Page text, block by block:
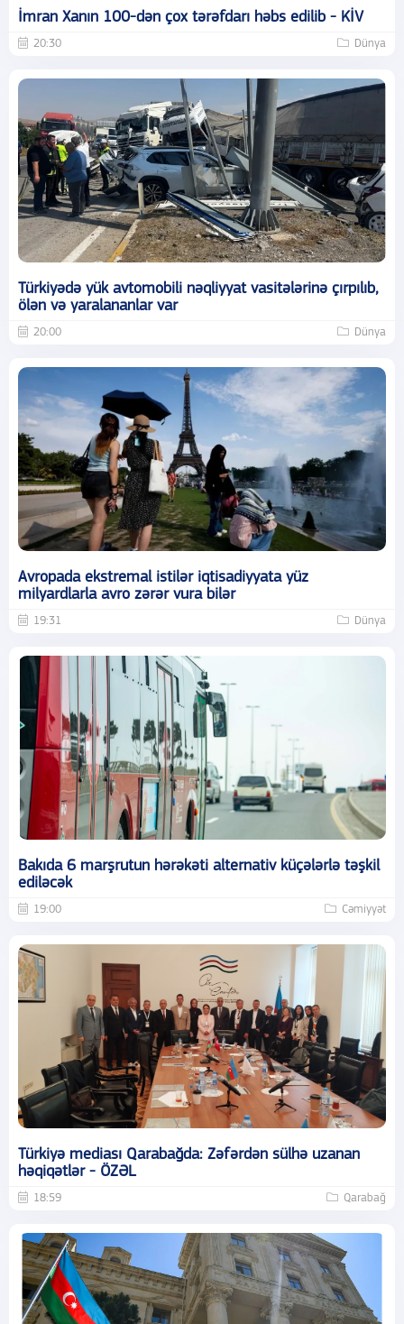
İmran Xanın 100-dən çox tərəfdarı həbs edilib - KİV
20:30 Dünya
Türkiyədə yük avtomobili nəqliyyat vasitələrinə çırpılıb,
ölən və yaralananlar var
20:00 Dünya
Avropada ekstremal istilər iqtisadiyyata yüz
milyardlarla avro zərər vura bilər
19:31 Dünya
Bakıda 6 marşrutun hərəkəti alternativ küçələrlə təşkil
ediləcək
19:00 Cəmiyyət
Türkiyə mediası Qarabağda: Zəfərdən sülhə uzanan
həqiqətlər - ÖZƏL
18:59 Qarabağ